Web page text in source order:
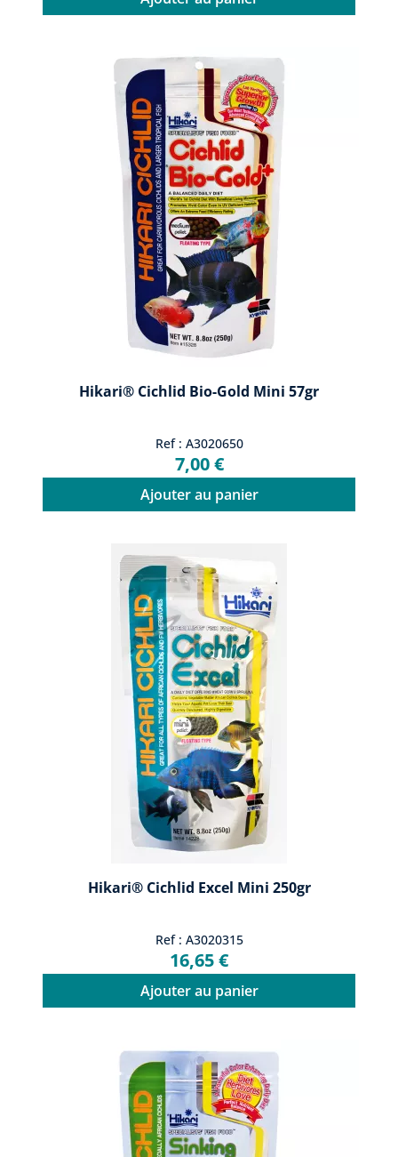
Hikari® Cichlid Bio-Gold Mini 57gr
Ref : A3020650
7,00 €
Ajouter au panier
Hikari® Cichlid Excel Mini 250gr
Ref : A3020315
16,65 €
Ajouter au panier